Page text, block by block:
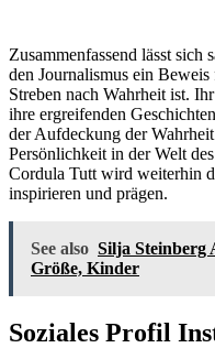
Zusammenfassend lässt sich
den Journalismus ein
Streben nach Wahrheit ist.
ihre ergreifenden
der Aufdeckung der
Persönlichkeit in der Welt
Cordula Tutt wird weiterhin
inspirieren und prägen.
See also Silja Steinberg
Größe, Kinder
Soziales Profil